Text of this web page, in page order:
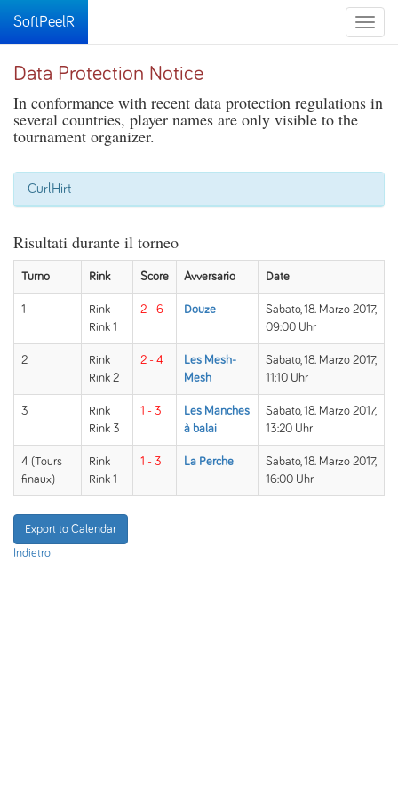
Toggle
SoftPeelR
Data Protection Notice
In conformance with recent data protection regulations in
several countries, player names are only visible to the
tournament organizer.
CurlHirt
Risultati durante il torneo
Turno Rink Score Avversario Date
1
Rink
Rink 1
2 - 6 Douze
Sabato, 18. Marzo 2017,
09:00 Uhr
2
Rink
Rink 2
2 - 4
Les Mesh-
Mesh
Sabato, 18. Marzo 2017,
11:10 Uhr
3
Rink
Rink 3
1 - 3
Les Manches
à balai
Sabato, 18. Marzo 2017,
13:20 Uhr
4 (Tours
finaux)
Rink
Rink 1
1 - 3 La Perche
Sabato, 18. Marzo 2017,
16:00 Uhr
Export to Calendar
Indietro